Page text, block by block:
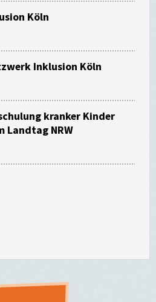
Köln
Inklusion Köln
kranker Kinder
Landtag NRW